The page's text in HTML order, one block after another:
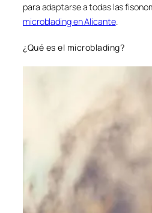
para adaptarse a todas las
microblading en Alicante.
¿Qué es el microblading?